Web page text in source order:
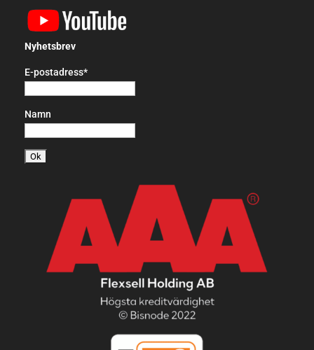
Nyhetsbrev
E-postadress*
Namn